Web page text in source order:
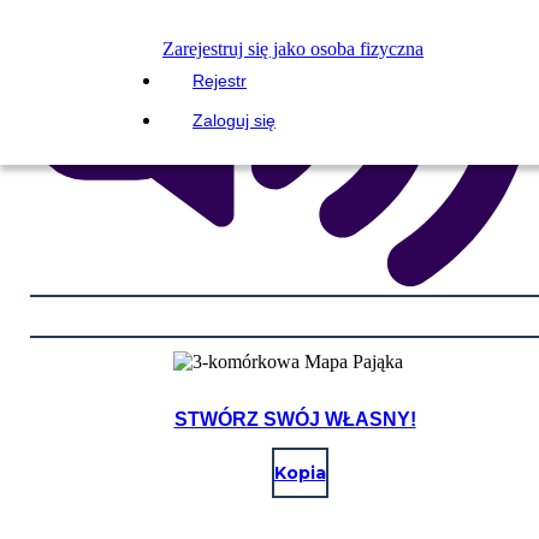
Zarejestruj się jako osoba fizyczna
Rejestr
Zaloguj się
STWÓRZ SWÓJ WŁASNY!
Kopia